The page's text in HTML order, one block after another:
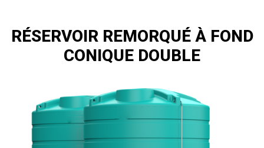
RÉSERVOIR REMORQUÉ À FOND
CONIQUE DOUBLE